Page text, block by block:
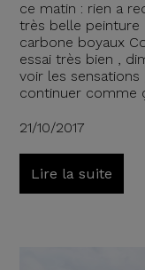
ce matin : rien a
très belle peinture
carbone boyaux
essai très bien ,
voir les
continuer comme
21/10/2017
Lire la suite